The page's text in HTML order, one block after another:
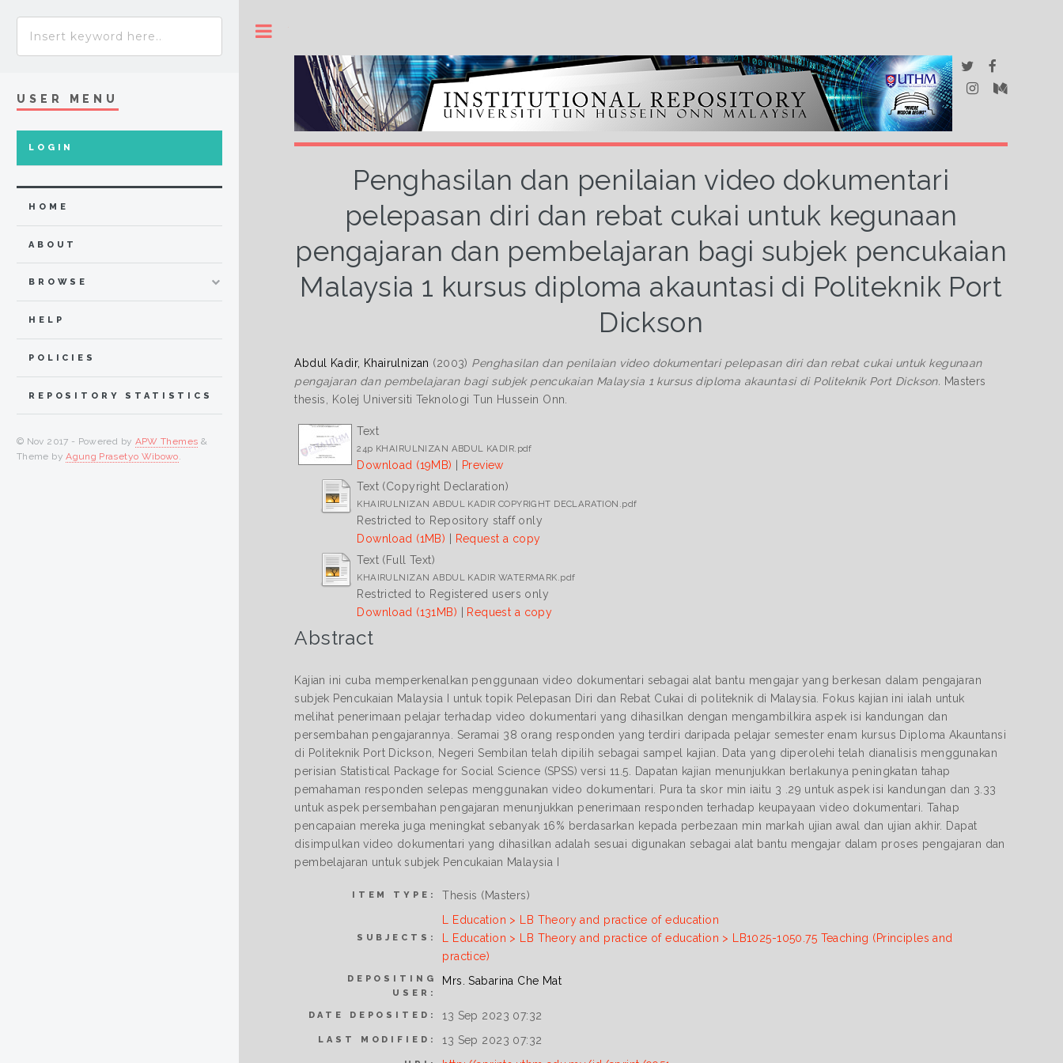
Penghasilan dan penilaian video dokumentari
pelepasan diri dan rebat cukai untuk kegunaan
pengajaran dan pembelajaran bagi subjek pencukaian
Malaysia 1 kursus diploma akauntasi di Politeknik Port
Dickson
Abdul Kadir, Khairulnizan (2003) Penghasilan dan penilaian video dokumentari pelepasan diri dan rebat cukai untuk kegunaan
pengajaran dan pembelajaran bagi subjek pencukaian Malaysia 1 kursus diploma akauntasi di Politeknik Port Dickson. Masters
thesis, Kolej Universiti Teknologi Tun Hussein Onn.
Text
24p KHAIRULNIZAN ABDUL KADIR.pdf
Download (19MB) | Preview
Text (Copyright Declaration)
KHAIRULNIZAN ABDUL KADIR COPYRIGHT DECLARATION.pdf
Restricted to Repository staff only
Download (1MB) | Request a copy
Text (Full Text)
KHAIRULNIZAN ABDUL KADIR WATERMARK.pdf
Restricted to Registered users only
Download (131MB) | Request a copy
Abstract
Kajian ini cuba memperkenalkan penggunaan video dokumentari sebagai alat bantu mengajar yang berkesan dalam pengajaran
subjek Pencukaian Malaysia I untuk topik Pelepasan Diri dan Rebat Cukai di politeknik di Malaysia. Fokus kajian ini ialah untuk
melihat penerimaan pelajar terhadap video dokumentari yang dihasilkan dengan mengambilkira aspek isi kandungan dan
persembahan pengajarannya. Seramai 38 orang responden yang terdiri daripada pelajar semester enam kursus Diploma Akauntansi
di Politeknik Port Dickson, Negeri Sembilan telah dipilih sebagai sampel kajian. Data yang diperolehi telah dianalisis menggunakan
perisian Statistical Package for Social Science (SPSS) versi 11.5. Dapatan kajian menunjukkan berlakunya peningkatan tahap
pemahaman responden selepas menggunakan video dokumentari. Pura ta skor min iaitu 3 .29 untuk aspek isi kandungan dan 3.33
untuk aspek persembahan pengajaran menunjukkan penerimaan responden terhadap keupayaan video dokumentari. Tahap
pencapaian mereka juga meningkat sebanyak 16% berdasarkan kepada perbezaan min markah ujian awal dan ujian akhir. Dapat
disimpulkan video dokumentari yang dihasilkan adalah sesuai digunakan sebagai alat bantu mengajar dalam proses pengajaran dan
pembelajaran untuk subjek Pencukaian Malaysia I
ITEM TYPE: Thesis (Masters)
SUBJECTS:
L Education > LB Theory and practice of education
L Education > LB Theory and practice of education > LB1025-1050.75 Teaching (Principles and
practice)
DEPOSITING
USER:
Mrs. Sabarina Che Mat
DATE DEPOSITED: 13 Sep 2023 07:32
LAST MODIFIED: 13 Sep 2023 07:32
USER MENU
LOGIN
HOME
ABOUT
BROWSE
HELP
POLICIES
REPOSITORY STATISTICS
© Nov 2017 - Powered by APW Themes &
Theme byAgung Prasetyo Wibowo.